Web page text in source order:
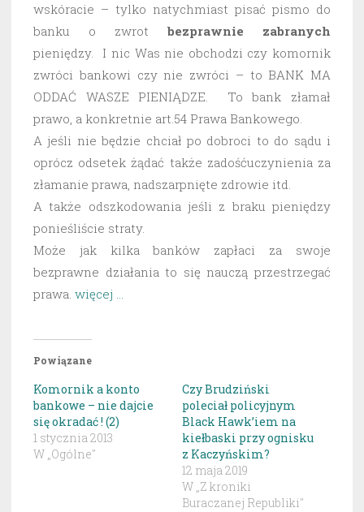
wskóracie – tylko natychmiast pisać pismo do
banku o zwrot bezprawnie
zabranych
pieniędzy. I nic Was nie obchodzi czy komornik
zwróci bankowi czy nie zwróci – to BANK MA
ODDAĆ WASZE PIENIĄDZE. To bank złamał
prawo, a konkretnie art.54 Prawa Bankowego.
A jeśli nie będzie chciał po dobroci to do sądu i
oprócz odsetek żądać także zadośćuczynienia za
złamanie prawa, nadszarpnięte zdrowie itd.
A także odszkodowania jeśli z braku pieniędzy
ponieśliście straty.
Może jak kilka banków zapłaci za swoje
bezprawne działania to się nauczą przestrzegać
prawa. więcej …
Powiązane
Komornik a konto
bankowe – nie dajcie
się okradać ! (2)
1 stycznia 2013
W „Ogólne"
Czy Brudziński
poleciał policyjnym
Black Hawk’iem na
kiełbaski przy ognisku
z Kaczyńskim?
12 maja 2019
W „Z kroniki
Buraczanej Republiki"